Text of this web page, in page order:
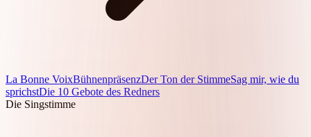
La Bonne VoixBühnenpräsenzDer Ton der StimmeSag mir, wie du
sprichstDie 10 Gebote des Redners
Die Singstimme